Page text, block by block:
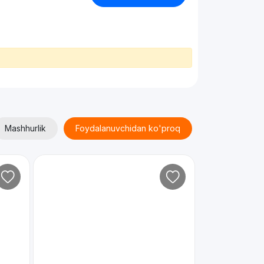
Mashhurlik Foydalanuvchidan ko'proq